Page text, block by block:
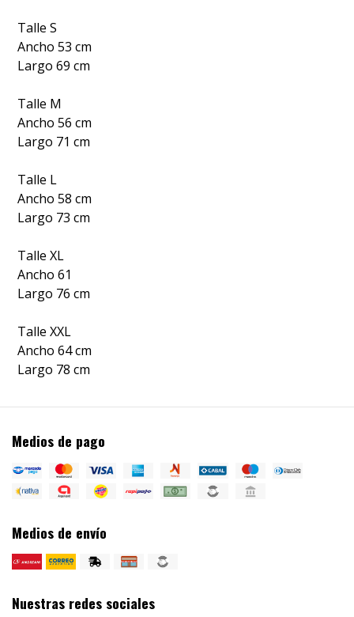
Talle S
Ancho 53 cm
Largo 69 cm
Talle M
Ancho 56 cm
Largo 71 cm
Talle L
Ancho 58 cm
Largo 73 cm
Talle XL
Ancho 61
Largo 76 cm
Talle XXL
Ancho 64 cm
Largo 78 cm
Medios de pago
Medios de envío
Nuestras redes sociales